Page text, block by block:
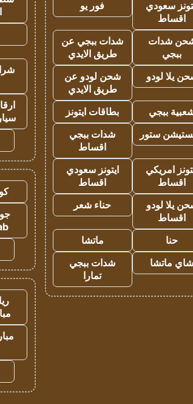
سعودي
اقساط
فور يو
شدات
ببجي
شدات ببجي عن
طريق الايدي
يلا لودو
شحن لودو عن
طريق الايدي
ببجي
بطاقات ايتونز
ستور
شدات ببجي
اقساط
امريكي
اقساط
ايتونز سعودي
اقساط
يلا لودو
اقساط
حناء شعر
حنا
ماتشا
شاي ماتشا
شدات ببجي
تمارا